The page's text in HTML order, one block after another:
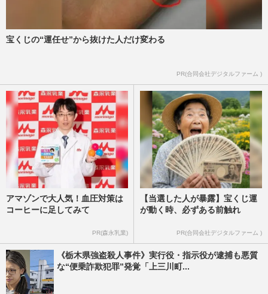
宝くじの“運任せ”から抜けた人だけ変わる
PR(合同会社デジタルファーム )
アマゾンで大人気！血圧対策は
コーヒーに足してみて
PR(森永乳業)
【当選した人が暴露】宝くじ運
が動く時、必ずある前触れ
PR(合同会社デジタルファーム )
《栃木県強盗殺人事件》実行役・指示役が逮捕も悪質
な“便乗詐欺犯罪”発覚「上三川町...